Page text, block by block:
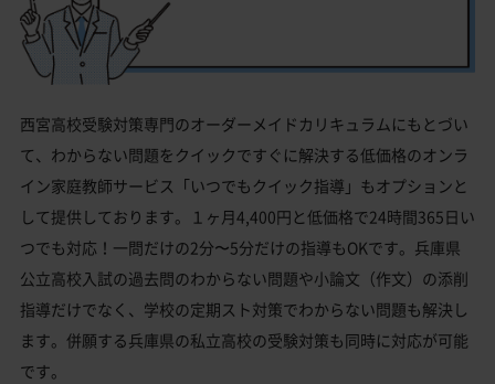
西宮高校受験対策専門のオーダーメイドカリキュラムにもとづい
て、わからない問題をクイックですぐに解決する低価格のオンラ
イン家庭教師サービス「いつでもクイック指導」もオプションと
して提供しております。１ヶ月4,400円と低価格で24時間365日い
つでも対応！一問だけの2分〜5分だけの指導もOKです。兵庫県
公立高校入試の過去問のわからない問題や小論文（作文）の添削
指導だけでなく、学校の定期スト対策でわからない問題も解決し
ます。併願する兵庫県の私立高校の受験対策も同時に対応が可能
です。